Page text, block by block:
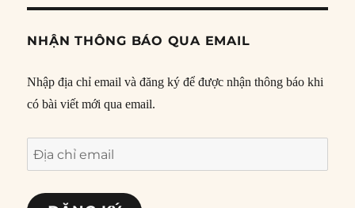
NHẬN THÔNG BÁO QUA EMAIL
Nhập địa chỉ email và đăng ký để được nhận thông báo khi
có bài viết mới qua email.
Địa
chỉ
email